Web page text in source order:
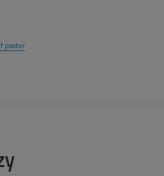
pastor